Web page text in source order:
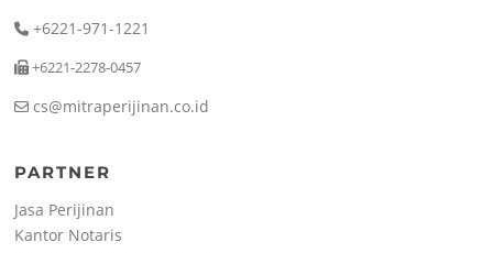
+6221-971-1221
+6221-2278-0457
cs@mitraperijinan.co.id
PARTNER
Jasa Perijinan
Kantor Notaris